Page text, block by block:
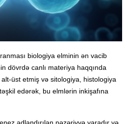
biologiya elminin ən vacib
dövrdə canlı materiya haqqında
üst etmiş və sitologiya, histologiya
edərək, bu elmlərin inkişafına